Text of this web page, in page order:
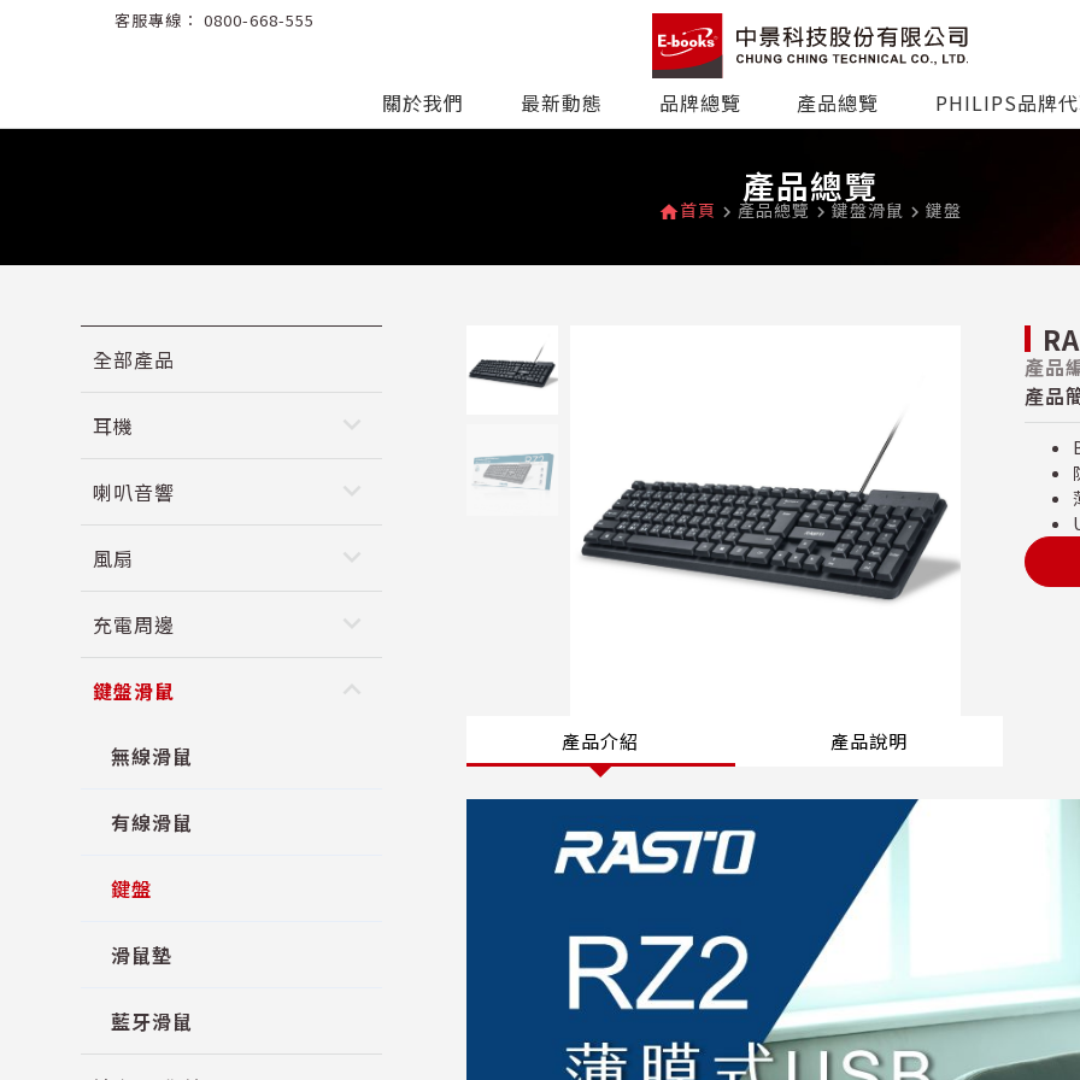
客服專線： 0800-668-555
關於我們 最新動態 品牌總覽 產品總覽 PHILIPS品牌
產品總覽
home首頁 navigate_next 產品總覽 navigate_next 鍵盤滑鼠 navigate_next 鍵盤
全部產品
耳機 keyboard_arrow_down
喇叭音響 keyboard_arrow_down
風扇 keyboard_arrow_down
充電周邊 keyboard_arrow_down
鍵盤滑鼠 keyboard_arrow_up
無線滑鼠
有線滑鼠
鍵盤
滑鼠墊
藍牙滑鼠
產品
產品
產品介紹 產品說明